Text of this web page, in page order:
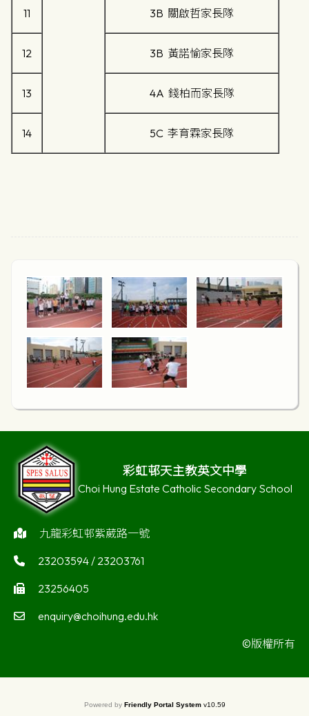
11 3B 關啟哲家長隊
12 3B 黃諾愉家長隊
13 4A 錢柏而家長隊
14 5C 李育霖家長隊
彩虹邨天主教英文中學
Choi Hung Estate Catholic Secondary School
九龍彩虹邨紫葳路一號
23203594 / 23203761
23256405
enquiry@choihung.edu.hk
©版權所有
Powered by Friendly Portal System v10.59